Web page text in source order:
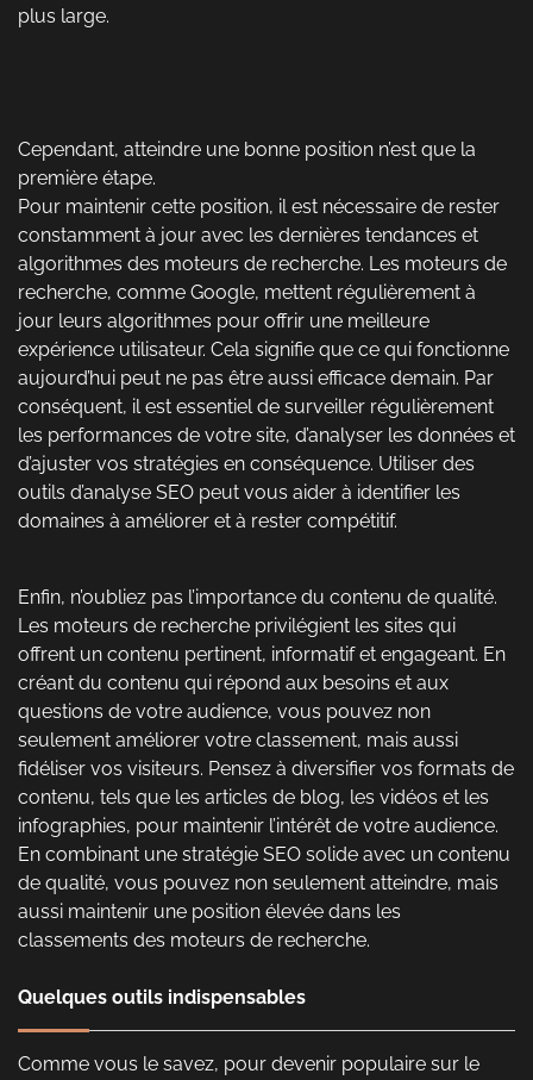
plus large.
Cependant, atteindre une bonne position n’est que la
première étape.
Pour maintenir cette position, il est nécessaire de rester
constamment à jour avec les dernières tendances et
algorithmes des moteurs de recherche. Les moteurs de
recherche, comme Google, mettent régulièrement à
jour leurs algorithmes pour offrir une meilleure
expérience utilisateur. Cela signifie que ce qui fonctionne
aujourd’hui peut ne pas être aussi efficace demain. Par
conséquent, il est essentiel de surveiller régulièrement
les performances de votre site, d’analyser les données et
d’ajuster vos stratégies en conséquence. Utiliser des
outils d’analyse SEO peut vous aider à identifier les
domaines à améliorer et à rester compétitif.
Enfin, n’oubliez pas l’importance du contenu de qualité.
Les moteurs de recherche privilégient les sites qui
offrent un contenu pertinent, informatif et engageant. En
créant du contenu qui répond aux besoins et aux
questions de votre audience, vous pouvez non
seulement améliorer votre classement, mais aussi
fidéliser vos visiteurs. Pensez à diversifier vos formats de
contenu, tels que les articles de blog, les vidéos et les
infographies, pour maintenir l’intérêt de votre audience.
En combinant une stratégie SEO solide avec un contenu
de qualité, vous pouvez non seulement atteindre, mais
aussi maintenir une position élevée dans les
classements des moteurs de recherche.
Quelques outils indispensables
Comme vous le savez, pour devenir populaire sur le